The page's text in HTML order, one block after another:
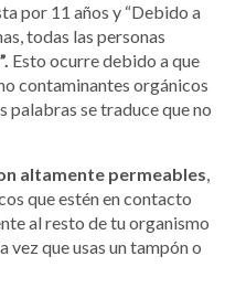
por 11 años y “Debido a
todas las personas
”. Esto ocurre debido a que
contaminantes orgánicos
palabras se traduce que no
altamente permeables,
que estén en contacto
al resto de tu organismo
vez que usas un tampón o